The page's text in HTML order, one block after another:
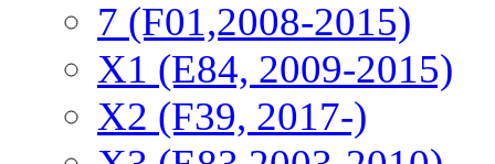
7 (F01,2008-2015)
X1 (E84, 2009-2015)
Х2 (F39, 2017-)